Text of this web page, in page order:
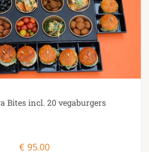
Bites incl. 20 vegaburgers
€ 95.00